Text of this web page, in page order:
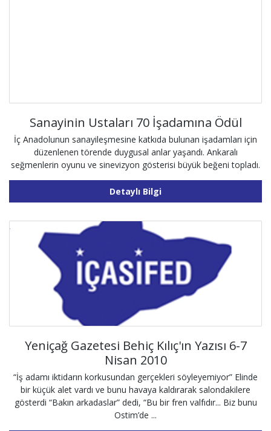
Sanayinin Ustaları 70 İşadamına Ödül
İç Anadolunun sanayileşmesine katkıda bulunan işadamları için
düzenlenen törende duygusal anlar yaşandı. Ankaralı
seğmenlerin oyunu ve sinevizyon gösterisi büyük beğeni topladı.
Detaylı Bilgi
Yeniçağ Gazetesi Behiç Kılıç'ın Yazısı 6-7
Nisan 2010
“İş adamı iktidarın korkusundan gerçekleri söyleyemiyor” Elinde
bir küçük alet vardı ve bunu havaya kaldırarak salondakilere
gösterdi “Bakın arkadaslar” dedi, “Bu bir fren valfıdır... Biz bunu
Ostim’de ...